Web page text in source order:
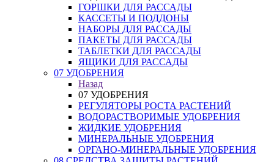
ГОРШКИ ДЛЯ РАССАДЫ
КАССЕТЫ И ПОДДОНЫ
НАБОРЫ ДЛЯ РАССАДЫ
ПАКЕТЫ ДЛЯ РАССАДЫ
ТАБЛЕТКИ ДЛЯ РАССАДЫ
ЯЩИКИ ДЛЯ РАССАДЫ
07 УДОБРЕНИЯ
Назад
07 УДОБРЕНИЯ
РЕГУЛЯТОРЫ РОСТА РАСТЕНИЙ
ВОДОРАСТВОРИМЫЕ УДОБРЕНИЯ
ЖИДКИЕ УДОБРЕНИЯ
МИНЕРАЛЬНЫЕ УДОБРЕНИЯ
ОРГАНО-МИНЕРАЛЬНЫЕ УДОБРЕНИЯ